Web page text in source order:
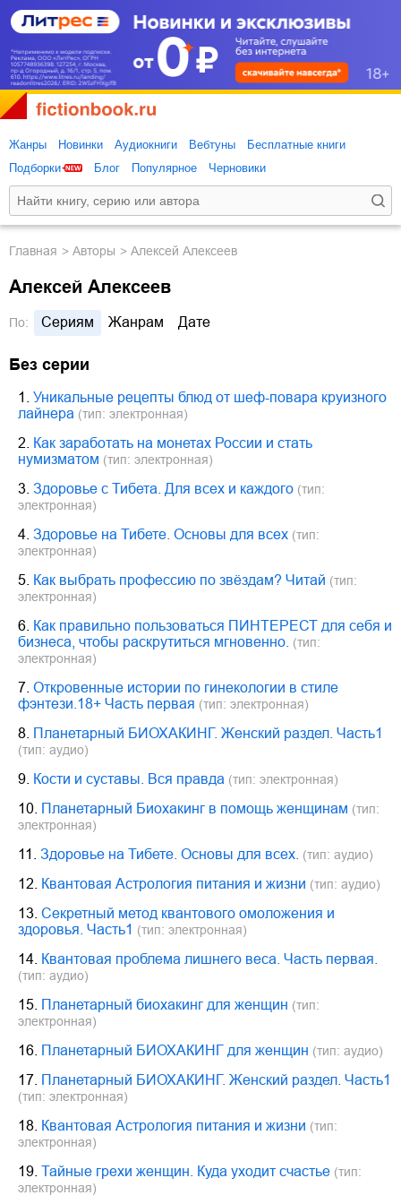
Жанры Новинки Аудиокниги Вебтуны
Бесплатные книги
Подборки
Блог Популярное Черновики
Главная Авторы Алексей Алексеев
Алексей Алексеев
По: Сериям Жанрам Дате
Без серии
1. Уникальные рецепты блюд от шеф-повара круизного
лайнера (тип: электронная)
2.
Как заработать на монетах России и стать
нумизматом (тип: электронная)
3. Здоровье с Тибета. Для всех и каждого (тип:
электронная)
4. Здоровье на Тибете. Основы для всех (тип:
электронная)
5. Как выбрать профессию по звёздам? Читай (тип:
электронная)
6. Как правильно пользоваться ПИНТЕРЕСТ для себя и
бизнеса, чтобы раскрутиться мгновенно. (тип:
электронная)
7. Откровенные истории по гинекологии в стиле
фэнтези.18+ Часть первая (тип: электронная)
8. Планетарный БИОХАКИНГ. Женский раздел. Часть1
(тип: аудио)
9. Кости и суставы. Вся правда (тип: электронная)
10. Планетарный Биохакинг в помощь женщинам (тип:
электронная)
11. Здоровье на Тибете. Основы для всех. (тип: аудио)
12. Квантовая Астрология питания и жизни (тип: аудио)
13. Секретный метод квантового омоложения и
здоровья. Часть1 (тип: электронная)
14. Квантовая проблема лишнего веса. Часть первая.
(тип: аудио)
15. Планетарный биохакинг для женщин (тип:
электронная)
16. Планетарный БИОХАКИНГ для женщин (тип: аудио)
17. Планетарный БИОХАКИНГ. Женский раздел. Часть1
(тип: электронная)
18. Квантовая Астрология питания и жизни (тип:
электронная)
19. Тайные грехи женщин. Куда уходит счастье (тип:
электронная)